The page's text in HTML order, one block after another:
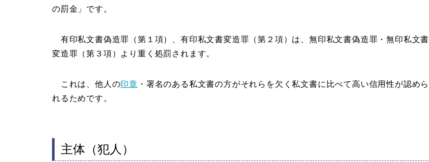
の罰金」です。
有印私文書偽造罪（第１項）、有印私文書変造罪（第２項）は、無印私文書偽造罪・無印私文書
変造罪（第３項）より重く処罰されます。
これは、他人の印章 ・署名のある私文書の方がそれらを欠く私文書に比べて高い信用性が認めら
れるためです。
主体（犯人）